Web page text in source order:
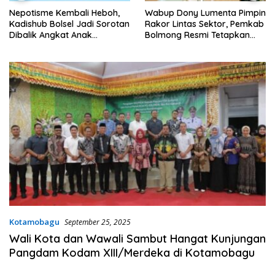
Nepotisme Kembali Heboh,
Kadishub Bolsel Jadi Sorotan
Dibalik Angkat Anak
Wabup Dony Lumenta Pimpin
Rakor Lintas Sektor, Pemkab
Bolmong Resmi Tetapkan
Kotamobagu September 25, 2025
Wali Kota dan Wawali Sambut Hangat Kunjungan
Pangdam Kodam XIII/Merdeka di Kotamobagu